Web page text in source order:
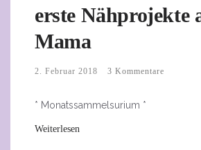
erste Nähprojekte
Mama
2. Februar 2018 3 Kommentare
* Monatssammelsurium *
Weiterlesen